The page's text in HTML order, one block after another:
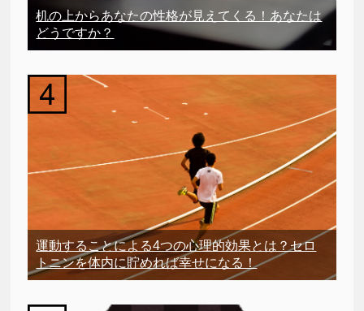
机の上からあなたの性格が見えてくる！あなたは
どうですか？
運動することによる4つの心理的効果とは？セロ
トニンを体内に貯めれば幸せになる！